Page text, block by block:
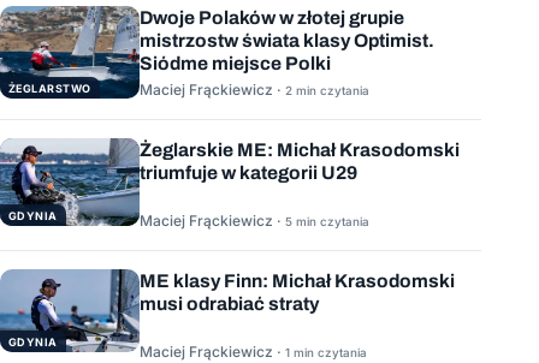
ŻEGLARSTWO
Dwoje Polaków w złotej grupie
mistrzostw świata klasy Optimist.
Siódme miejsce Polki
Maciej Frąckiewicz · 2 min czytania
GDYNIA
Żeglarskie ME: Michał Krasodomski
triumfuje w kategorii U29
Maciej Frąckiewicz · 5 min czytania
GDYNIA
ME klasy Finn: Michał Krasodomski
musi odrabiać straty
Maciej Frąckiewicz · 1 min czytania